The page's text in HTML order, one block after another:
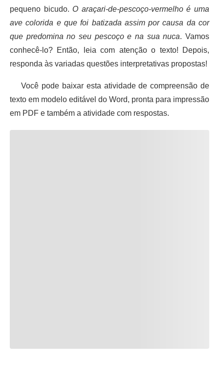
pequeno bicudo. O araçari-de-pescoço-vermelho é uma
ave colorida e que foi batizada assim por causa da cor
que predomina no seu pescoço e na sua nuca. Vamos
conhecê-lo? Então, leia com atenção o texto! Depois,
responda às variadas questões interpretativas propostas!
Você pode baixar esta atividade de compreensão de
texto em modelo editável do Word, pronta para impressão
em PDF e também a atividade com respostas.